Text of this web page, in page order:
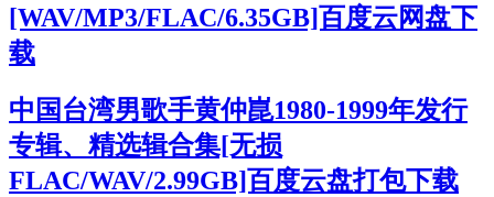
[WAV/MP3/FLAC/6.35GB]百度云网盘下
载
中国台湾男歌手黄仲崑1980-1999年发行
专辑、精选辑合集[无损
FLAC/WAV/2.99GB]百度云盘打包下载